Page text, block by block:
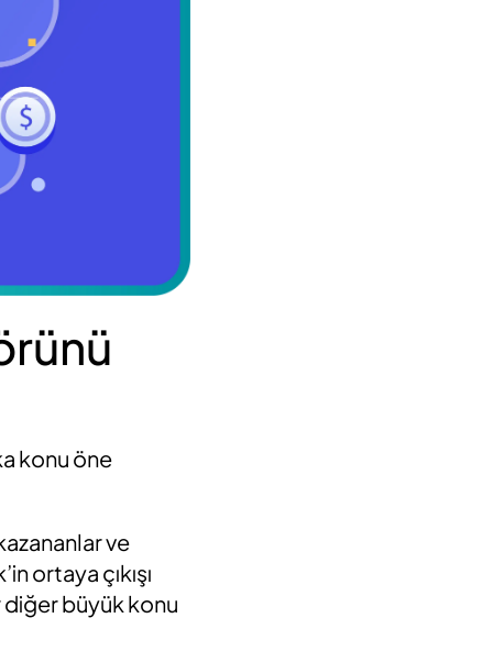
konu öne
ve
ortaya çıkışı
diğer büyük konu